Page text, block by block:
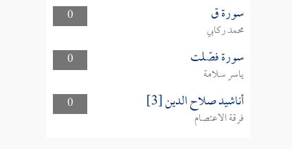
0
سورة ق
محمد ركابي
0
سورة فصّلت
ياسر سلامة
0
أناشيد صلاح الدين [3]
فرقة الاعتصام